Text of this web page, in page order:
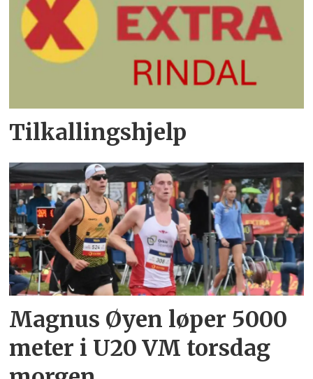
Tilkallingshjelp
Magnus Øyen løper 5000
meter i U20 VM torsdag